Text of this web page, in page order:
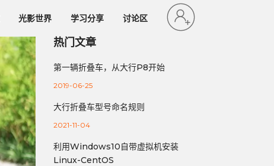
光影世界 学习分享 讨论区
热门文章
第一辆折叠车，从大行P8开始
2019-06-25
大行折叠车型号命名规则
2021-11-04
利用Windows10自带虚拟机安装
Linux-CentOS